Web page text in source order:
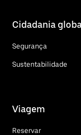
Cidadania
Segurança
Sustentabilidade
Viagem
Reservar